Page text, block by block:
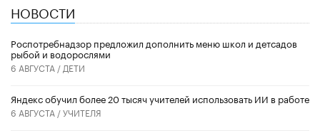
НОВОСТИ
Роспотребнадзор предложил дополнить меню школ и детсадов
рыбой и водорослями
6 АВГУСТА / ДЕТИ
​Яндекс обучил более 20 тысяч учителей использовать ИИ в работе
6 АВГУСТА /УЧИТЕЛЯ